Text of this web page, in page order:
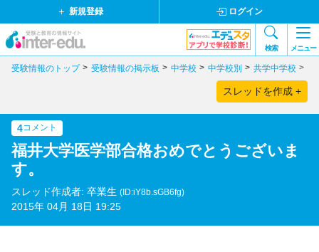
新規登録 ログイン
検索 メニュー
受験情報のトップ 受験情報の掲示板 中学校 中学校別 共学中学校
スレッドを作成 +
4コメント
福井大学医学部合格おめでとうございま
す。
スレッド作成者: 卒業生 (ID:iY8b.sGB6fg)
2015年 04月 18日 19:25